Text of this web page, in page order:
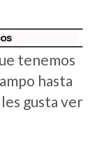
tenemos
hasta
gusta ver